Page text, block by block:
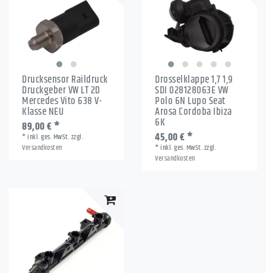
Drucksensor Raildruck
Druckgeber VW LT 2D
Mercedes Vito 638 V-
Klasse NEU
89,00 € *
*inkl. ges. MwSt.zzgl.
Versandkosten
Drosselklappe 1,7 1,9
SDI 028128063E VW
Polo 6N Lupo Seat
Arosa Cordoba Ibiza
6K
45,00 € *
*inkl. ges. MwSt.zzgl.
Versandkosten